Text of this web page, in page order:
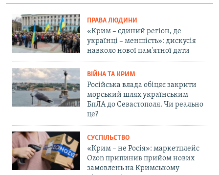
ПРАВА ЛЮДИНИ
«Крим – єдиний регіон, де
українці – меншість»: дискусія
навколо нової пам'ятної дати
ВІЙНА ТА КРИМ
Російська влада обіцяє закрити
морський шлях українським
БпЛА до Севастополя. Чи реально
це?
СУСПІЛЬСТВО
«Крим – не Росія»: маркетплейс
Ozon припинив прийом нових
замовлень на Кримському